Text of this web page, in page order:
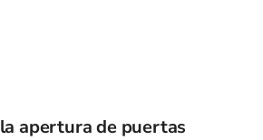
la apertura de puertas